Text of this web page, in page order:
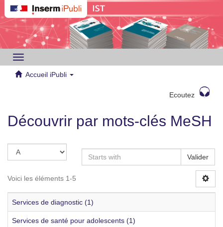
Toggle
navigation
Accueil iPubli
Ecoutez
Découvrir par mots-clés MeSH
Valider
Voici les éléments 1-5
Services de diagnostic (1)
Services de santé pour adolescents (1)